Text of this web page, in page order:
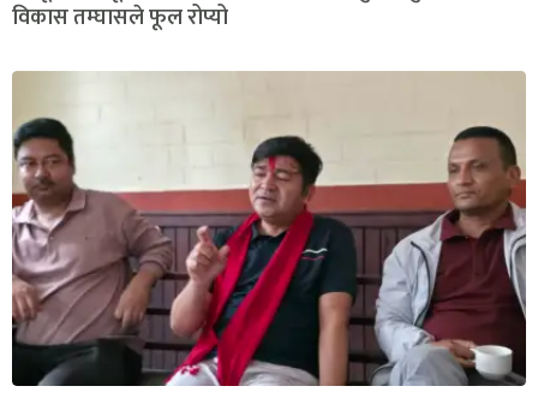
विकास तम्घासले फूल रोप्यो